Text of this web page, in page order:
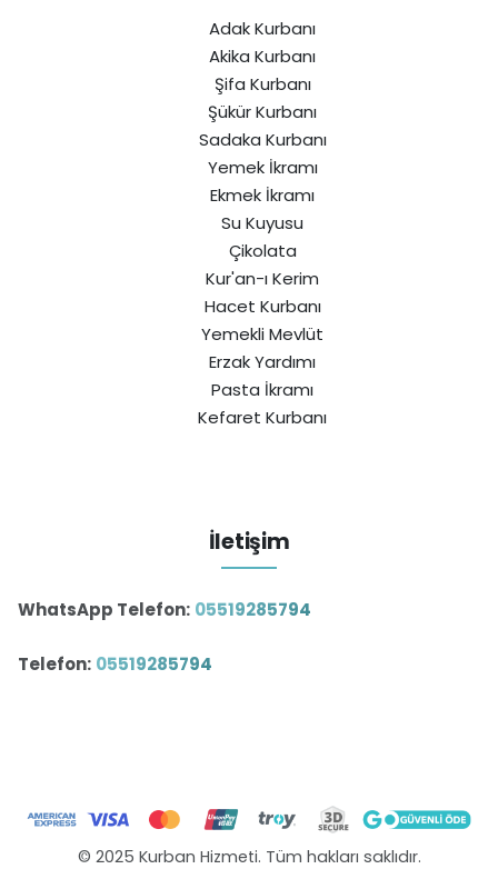
Adak Kurbanı
Akika Kurbanı
Şifa Kurbanı
Şükür Kurbanı
Sadaka Kurbanı
Yemek İkramı
Ekmek İkramı
Su Kuyusu
Çikolata
Kur'an-ı Kerim
Hacet Kurbanı
Yemekli Mevlüt
Erzak Yardımı
Pasta İkramı
Kefaret Kurbanı
İletişim
WhatsApp Telefon: 05519285794
Telefon: 05519285794
© 2025 Kurban Hizmeti. Tüm hakları saklıdır.